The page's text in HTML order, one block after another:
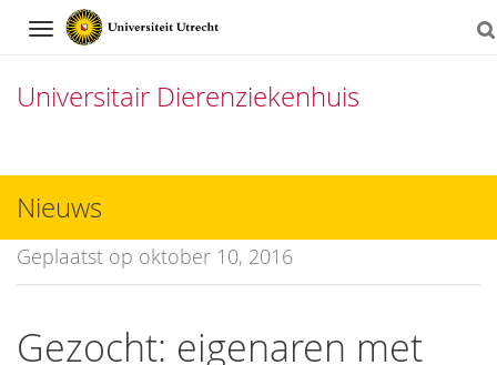
Navigation
Universitair Dierenziekenhuis
naar
inhoud
Nieuws
Geplaatst op oktober 10, 2016
Gezocht: eigenaren met